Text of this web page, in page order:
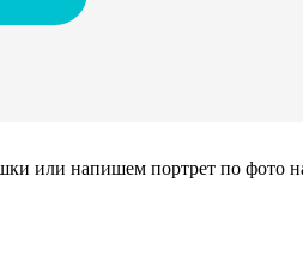
или напишем портрет по фото